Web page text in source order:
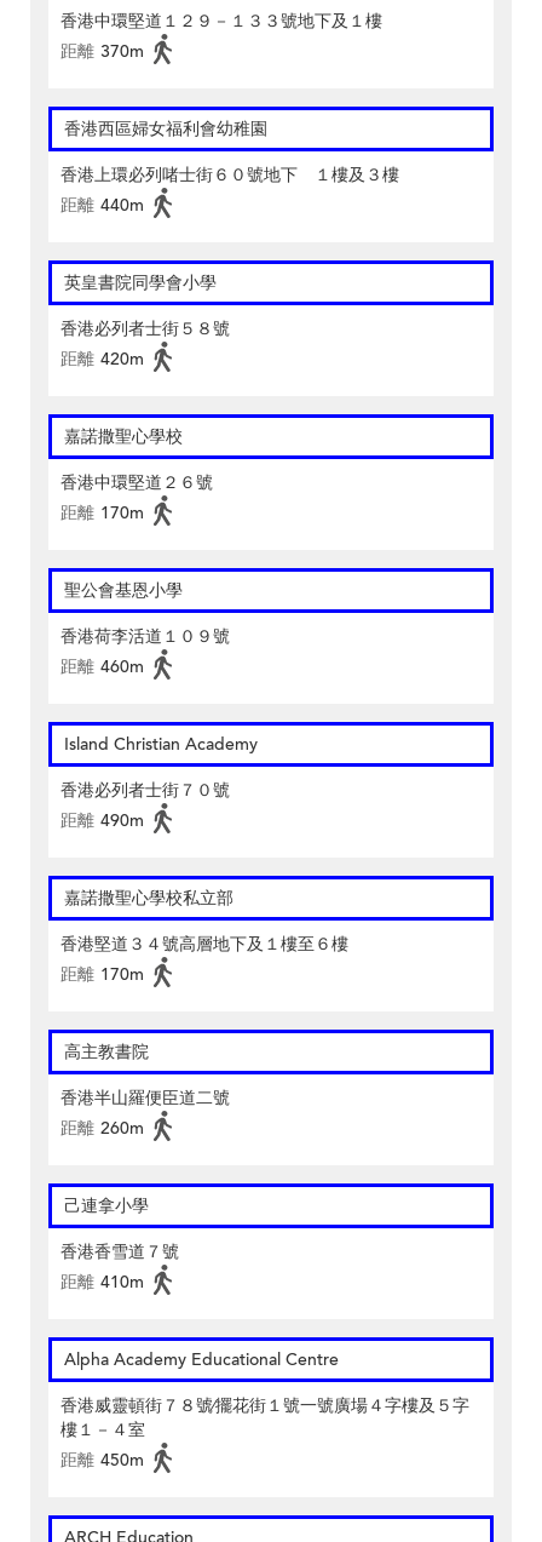
香港中環堅道１２９－１３３號地下及１樓
距離 370m
香港西區婦女福利會幼稚園
香港上環必列啫士街６０號地下 １樓及３樓
距離 440m
英皇書院同學會小學
香港必列者士街５８號
距離 420m
嘉諾撒聖心學校
香港中環堅道２６號
距離 170m
聖公會基恩小學
香港荷李活道１０９號
距離 460m
Island Christian Academy
香港必列者士街７０號
距離 490m
嘉諾撒聖心學校私立部
香港堅道３４號高層地下及１樓至６樓
距離 170m
高主教書院
香港半山羅便臣道二號
距離 260m
己連拿小學
香港香雪道７號
距離 410m
Alpha Academy Educational Centre
香港威靈頓街７８號∕擺花街１號一號廣場４字樓及５字
樓１－４室
距離 450m